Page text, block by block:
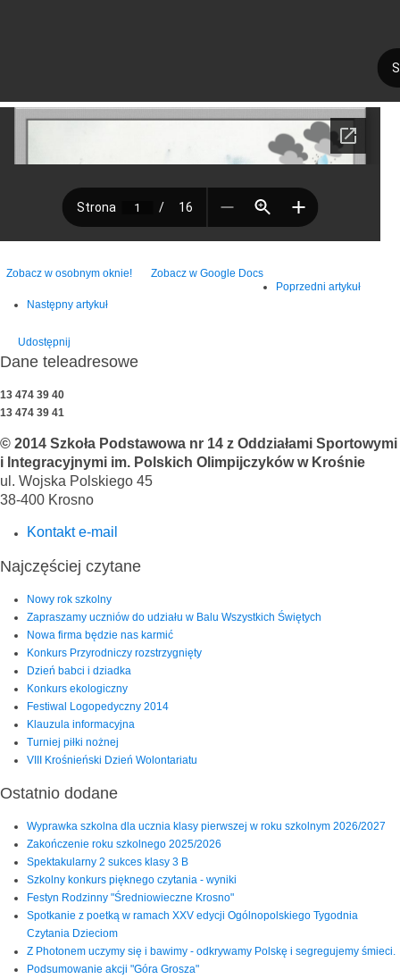
Zobacz w osobnym oknie!
Zobacz w Google Docs
Poprzedni artykuł
Następny artykuł
Udostępnij
Dane teleadresowe
13 474 39 40
13 474 39 41
© 2014 Szkoła Podstawowa nr 14 z Oddziałami Sportowymi
i Integracyjnymi im. Polskich Olimpijczyków w Krośnie
ul. Wojska Polskiego 45
38-400 Krosno
Kontakt e-mail
Najczęściej czytane
Nowy rok szkolny
Zapraszamy uczniów do udziału w Balu Wszystkich Świętych
Nowa firma będzie nas karmić
Konkurs Przyrodniczy rozstrzygnięty
Dzień babci i dziadka
Konkurs ekologiczny
Festiwal Logopedyczny 2014
Klauzula informacyjna
Turniej piłki nożnej
VIII Krośnieński Dzień Wolontariatu
Ostatnio dodane
Wyprawka szkolna dla ucznia klasy pierwszej w roku szkolnym 2026/2027
Zakończenie roku szkolnego 2025/2026
Spektakularny 2 sukces klasy 3 B
Szkolny konkurs pięknego czytania - wyniki
Festyn Rodzinny "Średniowieczne Krosno"
Spotkanie z poetką w ramach XXV edycji Ogólnopolskiego Tygodnia
Czytania Dzieciom
Z Photonem uczymy się i bawimy - odkrywamy Polskę i segregujemy śmieci.
Podsumowanie akcji "Góra Grosza"